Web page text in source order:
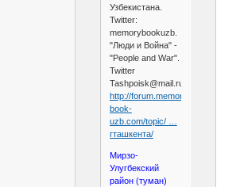
Узбекистана.
Twitter:
memorybookuzb.
"Люди и Война" -
"People and War".
Twitter
Tashpoisk@mail.ru.
http://forum.memory-
book-
uzb.com/topic/ …
гташкента/
Мирзо-
Улугбекский
район (туман)